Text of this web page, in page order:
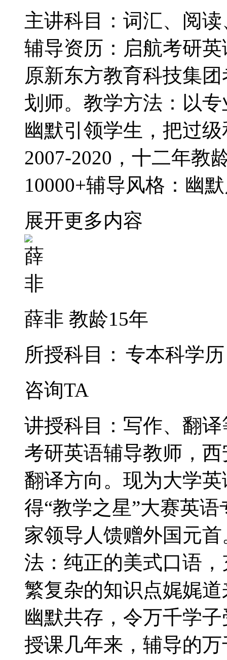
主讲科目：词汇、阅
辅导资历：启航考研
原新东方教育科技集
划师。教学方法：以
幽默引领学生，把过
2007-2020，十二年教
10000+辅导风格：幽
展开更多内容
薛非 教龄15年
所授科目： 专本科学历
咨询TA
讲授科目：写作、翻
考研英语辅导教师，
翻译方向。现为大学
得“教学之星”大赛英
家领导人馈赠
法：纯正的美式口语
繁复杂的知识点娓娓
幽默共存，令万千学
授课几年来，辅导的